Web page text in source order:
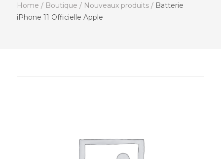
Home / Boutique / Nouveaux produits / Batterie
iPhone 11 Officielle Apple